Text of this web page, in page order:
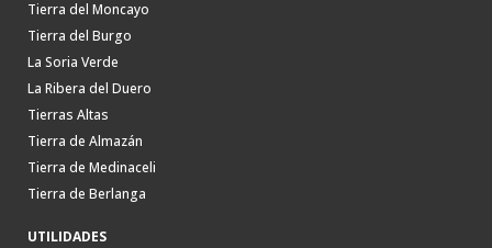
Tierra del Moncayo
Tierra del Burgo
La Soria Verde
La Ribera del Duero
Tierras Altas
Tierra de Almazán
Tierra de Medinaceli
Tierra de Berlanga
UTILIDADES